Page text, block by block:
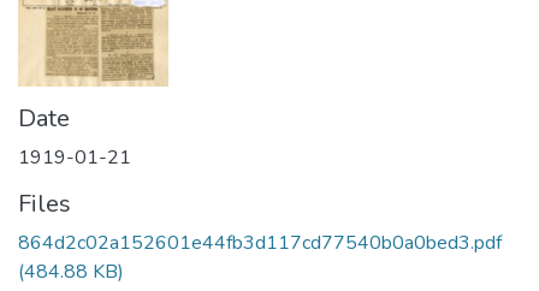
Date
1919-01-21
Files
864d2c02a152601e44fb3d117cd77540b0a0bed3.pdf
(484.88 KB)